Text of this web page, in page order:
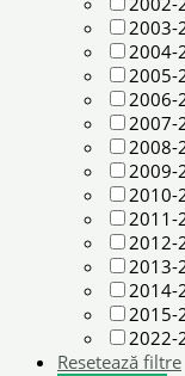
2003-
2004-
2005-
2006-
2007-
2008-
2009-
2010-
2011-
2012-
2013-
2014-
2015-
2022-
Resetează filtre